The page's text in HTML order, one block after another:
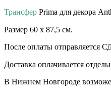
Трансфер Prima для декора
Размер 60 х 87,5 см.⠀ ⠀⠀
После оплаты отправляется
Доставка оплачивается
В Нижнем Новгороде